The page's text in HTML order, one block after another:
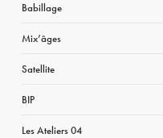
Babillage
Mix’âges
Satellite
BIP
Les Ateliers 04